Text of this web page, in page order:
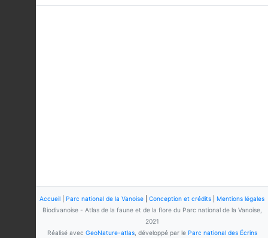
Accueil Parc national de la Vanoise Conception et crédits
Mentions légales
Biodivanoise - Atlas de la faune et de la flore du Parc national de la Vanoise,
2021
Réalisé avec GeoNature-atlas, développé par le Parc national des Écrins